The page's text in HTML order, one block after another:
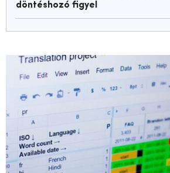
döntéshozó figyel